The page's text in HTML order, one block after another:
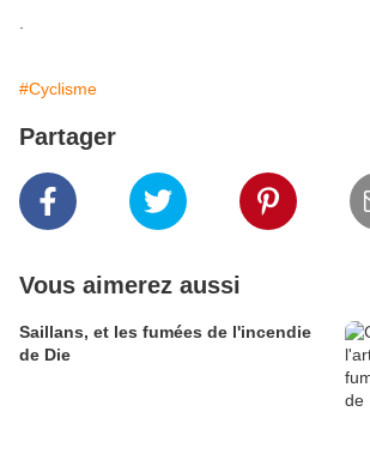
#Cyclisme
Partager
Vous aimerez aussi
Saillans, et les fumées de l'incendie
de Die